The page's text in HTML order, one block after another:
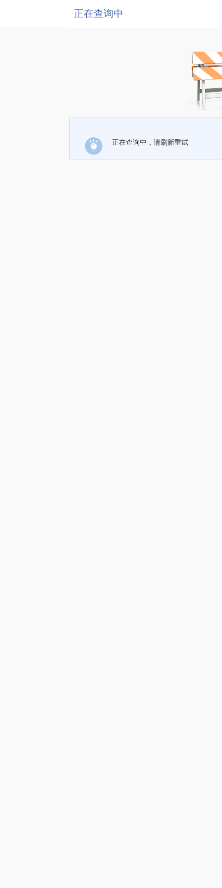
正在查询中
正在查询中，请刷新重试